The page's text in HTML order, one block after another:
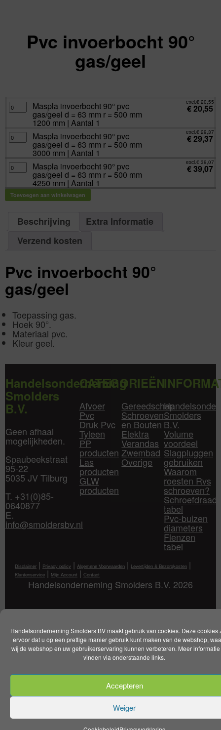
Handelsonderneming Smolders BV maakt gebruik van cookies. Deze cookies
ervoor dat u op een prettige manier gebruik kunt maken van de webshop,
wij de webshop en uw gebruikerservaring kunnen verbeteren. Meer
vinden via onderstaande links.
Accepteren
Weiger
Pvc invoerbocht 90°
gas/geel
Maspla
invoerbocht
90°
d
=
63
500
mm
1200
Aantal
1
aantal
Maspla invoerbocht 90° pvc
gas/geel d = 63 mm r = 500 mm
1200 mm | Aantal 1
excl.€ 20,55
€20,55
Maspla
invoerbocht
90°
d
=
63
=
500
mm
Aantal
Maspla invoerbocht 90° pvc
gas/geel d = 63 mm r = 500 mm
3000 mm | Aantal 1
excl.€ 29,37
€29,37
Maspla
invoerbocht
90°
d
63
Maspla invoerbocht 90° pvc
gas/geel d = 63 mm r = 500 mm
4250 mm | Aantal 1
excl.€ 39,07
€39,07
Toevoegen aan winkelwagen
Beschrijving
Extra Informatie
Verzend kosten
Pvc invoerbocht 90°
gas/geel
Toepassing gas.
Hoek 90°.
Materiaal pvc.
Kleur geel.
Handelsonderneming
Smolders
B.V.
Geen afhaal
mogelijkheden.
Spaubeekstraat
95-22
5035 JV Tilburg
T. +31(0)85-
0640877
E.
info@smoldersbv.nl
CATEGORIEËN
Afvoer
Pvc
Druk Pvc
Tyleen
PP
producten
Las
producten
GLW
producten
Gereedschap
Schroeven
en Bouten
Elektra
Verandas
Zwembad
Overige
Smolders
B.V.
Volume
voordeel
Slagpluggen
gebruiken
Waarom
roesten Rvs
schroeven?
Schroefdraad
tabel
Pvc-buizen
diameters
Flenzen
tabel
Disclaimer | Privacy policy | Algemene Voorwaarden | Levertijden & Bezorgkosten |
Klantenservice | Mijn Account | Contact
Handelsonderneming Smolders B.V. 2026